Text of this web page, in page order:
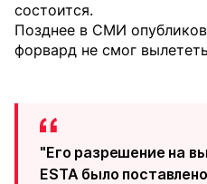
состоится.
Позднее в СМИ
форвард не смог
"Его разрешение на
ESTA было